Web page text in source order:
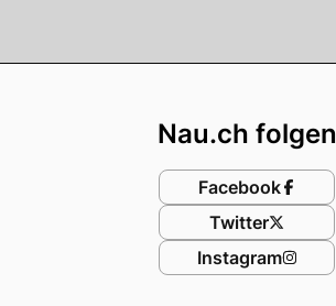
Nau.ch folgen
Facebook
Twitter
Instagram